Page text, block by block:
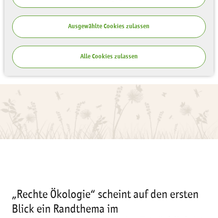
Ausgewählte Cookies zulassen
Alle Cookies zulassen
„Rechte Ökologie“ scheint auf den ersten
Blick ein Randthema im